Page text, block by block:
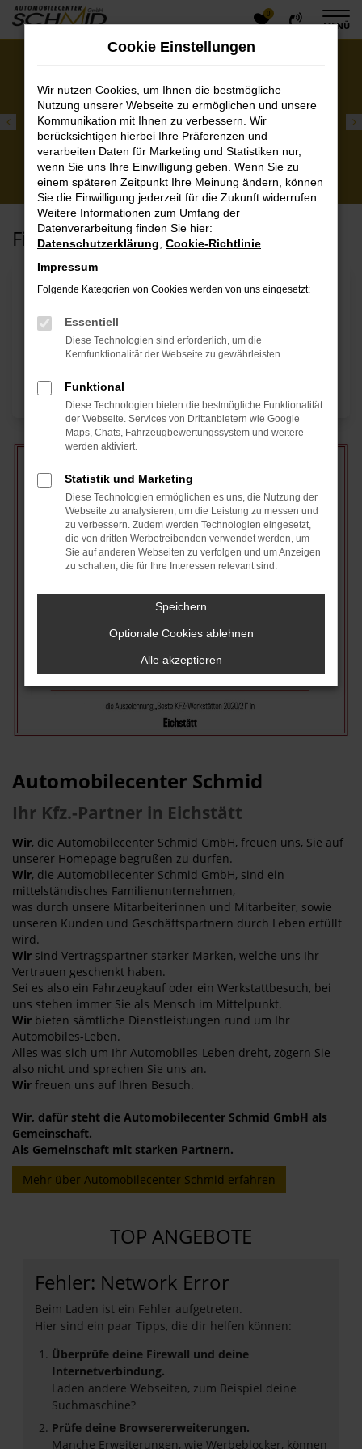
Zum
Hauptinhalt
0
MENÜ
Service weiterhin geöffnet
Verschiedene Arten der Abgabe & Abholung möglich
Finden Sie Ihren nächsten:
Automobilecenter Schmid
Ihr Kfz.-Partner in Eichstätt
Wir, die Automobilecenter Schmid GmbH, freuen uns, Sie auf
unserer Homepage begrüßen zu dürfen.
Wir, die Automobilecenter Schmid GmbH, sind ein
mittelständisches Familienunternehmen,
was durch unsere Mitarbeiterinnen und Mitarbeiter, sowie
unseren Kunden und Geschäftspartnern durch Leben erfüllt
wird.
Wir sind Vertragspartner starker Marken, welche uns Ihr
Vertrauen geschenkt haben.
Sei es also ein Fahrzeugkauf oder ein Werkstattbesuch, bei
uns stehen immer Sie als Mensch im Mittelpunkt.
Wir bieten sämtliche Dienstleistungen rund um Ihr
Automobiles-Leben.
Alles was sich um Ihr Automobiles-Leben dreht, zögern Sie
also nicht und sprechen Sie uns an.
Wir freuen uns auf Ihren Besuch.
Wir, dafür steht die Automobilecenter Schmid GmbH als
Gemeinschaft.
Als Gemeinschaft mit starken Partnern.
Mehr über Automobilecenter Schmid erfahren
TOP ANGEBOTE
Fehler: Network Error
Beim Laden ist ein Fehler aufgetreten.
Hier sind ein paar Tipps, die dir helfen können:
Überprüfe deine Firewall und deine
Internetverbindung.
Laden andere Webseiten, zum Beispiel deine
Suchmaschine?
Prüfe deine Browsererweiterungen.
Manche Erweiterungen, wie Werbeblocker, können
Cookie Einstellungen
Wir nutzen Cookies, um Ihnen die bestmögliche
Nutzung unserer Webseite zu ermöglichen und unsere
Kommunikation mit Ihnen zu verbessern. Wir
berücksichtigen hierbei Ihre Präferenzen und
verarbeiten Daten für Marketing und Statistiken nur,
wenn Sie uns Ihre Einwilligung geben. Wenn Sie zu
einem späteren Zeitpunkt Ihre Meinung ändern, können
Sie die Einwilligung jederzeit für die Zukunft widerrufen.
Weitere Informationen zum Umfang der
Datenverarbeitung finden Sie hier:
Datenschutzerklärung Cookie-Richtlinie
Impressum
Folgende Kategorien von Cookies werden von uns eingesetzt:
Essentiell
Diese Technologien sind erforderlich, um die
Kernfunktionalität der Webseite zu gewährleisten.
Funktional
Diese Technologien bieten die bestmögliche Funktionalität
der Webseite. Services von Drittanbietern wie Google
Maps, Chats, Fahrzeugbewertungssystem und weitere
werden aktiviert.
Statistik und Marketing
Diese Technologien ermöglichen es uns, die Nutzung der
Webseite zu analysieren, um die Leistung zu messen und
zu verbessern. Zudem werden Technologien eingesetzt,
die von dritten Werbetreibenden verwendet werden, um
Sie auf anderen Webseiten zu verfolgen und um Anzeigen
zu schalten, die für Ihre Interessen relevant sind.
Speichern
Optionale Cookies ablehnen
Alle akzeptieren